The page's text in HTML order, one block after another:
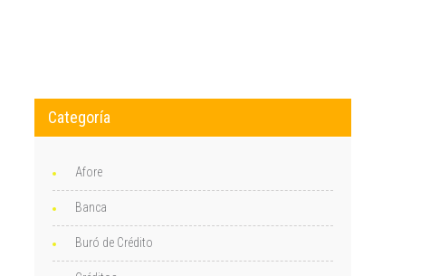
Categoría
Afore
Banca
Buró de Crédito